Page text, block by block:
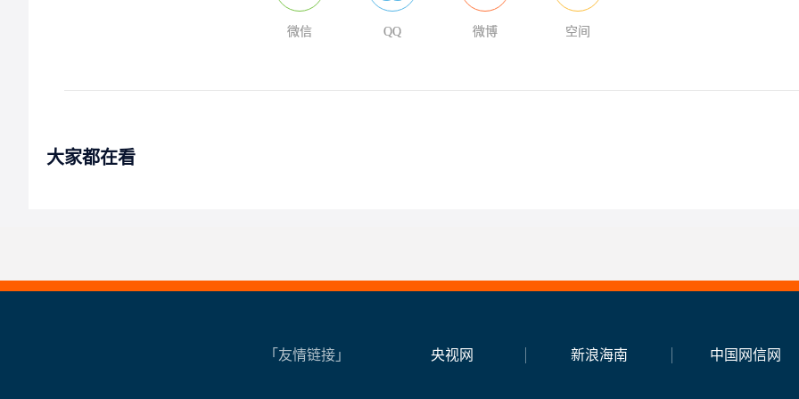
微信 QQ 微博 空间
大家都在看
「友情链接」 央视网 新浪海南 中国网信网